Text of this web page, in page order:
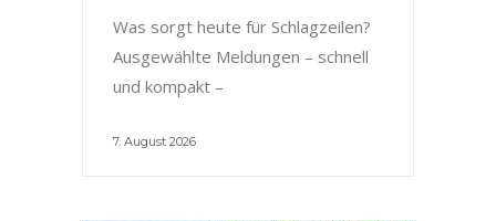
Was sorgt heute für Schlagzeilen?
Ausgewählte Meldungen – schnell
und kompakt –
7. August 2026